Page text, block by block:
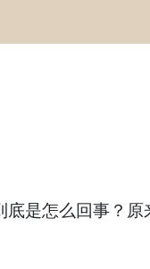
是怎么回事？原